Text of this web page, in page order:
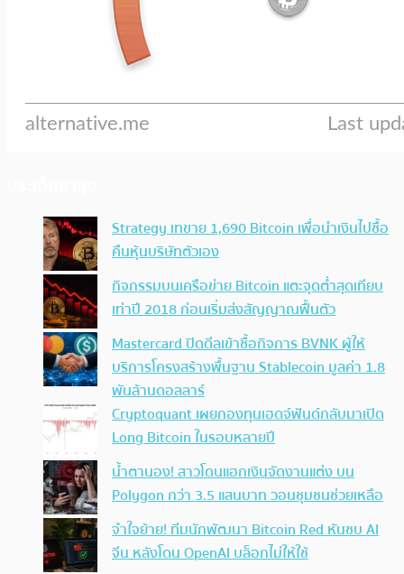
Strategy เทขาย 1,690 Bitcoin เพื่อนำเงินไปซื้อ
คืนหุ้นบริษัทตัวเอง
กิจกรรมบนเครือข่าย Bitcoin แตะจุดต่ำสุดเทียบ
เท่าปี 2018 ก่อนเริ่มส่งสัญญาณฟื้นตัว
Mastercard ปิดดีลเข้าซื้อกิจการ BVNK ผู้ให้
บริการโครงสร้างพื้นฐาน Stablecoin มูลค่า 1.8
พันล้านดอลลาร์
Cryptoquant เผยกองทุนเฮดจ์ฟันด์กลับมาเปิด
Long Bitcoin ในรอบหลายปี
น้ำตานอง! สาวโดนแฮกเงินจัดงานแต่ง บน
Polygon กว่า 3.5 แสนบาท วอนชุมชนช่วยเหลือ
จำใจย้าย! ทีมนักพัฒนา Bitcoin Red หันซบ AI
จีน หลังโดน OpenAI บล็อกไม่ให้ใช้